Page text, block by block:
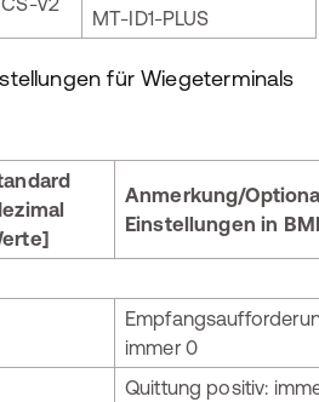
MT-ID1-PLUS
für Wiegeterminals
Anmerkung/
Einstellungen in
immer 0
Quittung positiv: